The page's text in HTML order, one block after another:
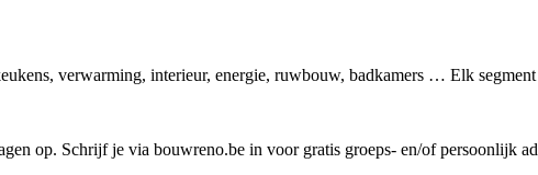
verwarming, interieur, energie, ruwbouw, badkamers … Elk
op. Schrijf je via bouwreno.be in voor gratis groeps- en/of persoonlijk